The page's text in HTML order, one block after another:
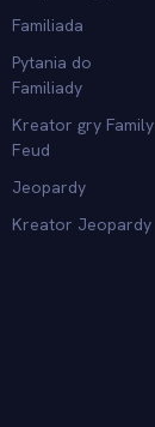
Familiada
Pytania do
Familiady
Kreator gry Family
Feud
Jeopardy
Kreator Jeopardy